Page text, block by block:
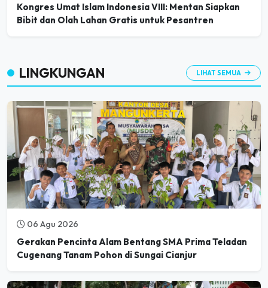
Kongres Umat Islam Indonesia VIII: Mentan Siapkan
Bibit dan Olah Lahan Gratis untuk Pesantren
LINGKUNGAN LIHAT SEMUA
06 Agu 2026
Gerakan Pencinta Alam Bentang SMA Prima Teladan
Cugenang Tanam Pohon di Sungai Cianjur